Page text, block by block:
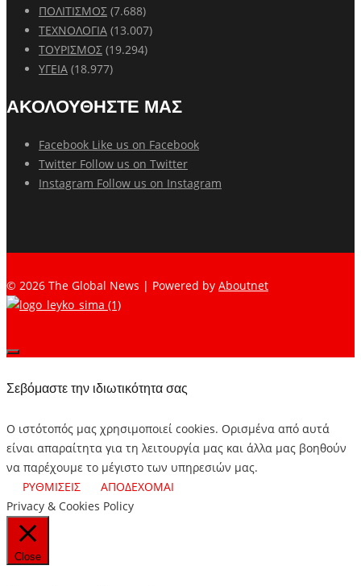
ΠΟΛΙΤΙΣΜΟΣ (7.688)
ΤΕΧΝΟΛΟΓΙΑ (13.007)
ΤΟΥΡΙΣΜΟΣ (19.294)
ΥΓΕΙΑ (18.977)
ΑΚΟΛΟΥΘΗΣΤΕ ΜΑΣ
Facebook Like us on Facebook
Twitter Follow us on Twitter
Instagram Follow us on Instagram
© 2026 The Global News | Powered by Aboutnet
Σεβόμαστε την ιδιωτικότητα σας
Ο ιστότοπός μας χρησιμοποιεί cookies. Ορισμένα από αυτά
είναι απαραίτητα για τη λειτουργία μας και άλλα μας βοηθούν
να παρέχουμε το μέγιστο των υπηρεσιών μας.
ΡΥΘΜΙΣΕΙΣ
ΑΠΟΔΕΧΟΜΑΙ
Privacy & Cookies Policy
Close